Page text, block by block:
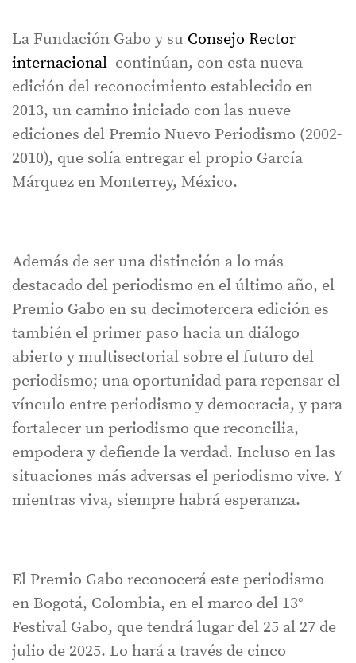
La Fundación Gabo y su Consejo Rector
internacional continúan, con esta nueva
edición del reconocimiento establecido en
2013, un camino iniciado con las nueve
ediciones del Premio Nuevo Periodismo (2002-
2010), que solía entregar el propio García
Márquez en Monterrey, México.
Además de ser una distinción a lo más
destacado del periodismo en el último año, el
Premio Gabo en su decimotercera edición es
también el primer paso hacia un diálogo
abierto y multisectorial sobre el futuro del
periodismo; una oportunidad para repensar el
vínculo entre periodismo y democracia, y para
fortalecer un periodismo que reconcilia,
empodera y defiende la verdad. Incluso en las
situaciones más adversas el periodismo vive. Y
mientras viva, siempre habrá esperanza.
El Premio Gabo reconocerá este periodismo
en Bogotá, Colombia, en el marco del 13°
Festival Gabo, que tendrá lugar del 25 al 27 de
julio de 2025. Lo hará a través de cinco